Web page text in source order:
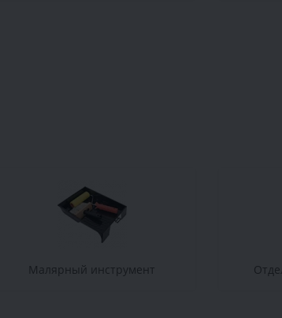
Малярный инструмент